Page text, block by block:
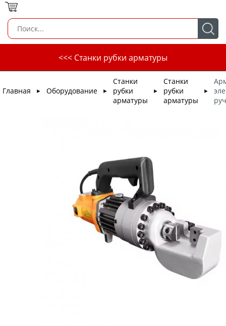
<<< Станки рубки арматуры
Главная ► Оборудование ►
Станки
рубки
арматуры
►
Станки
рубки
арматуры
►